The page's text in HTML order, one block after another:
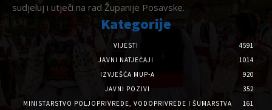
sudjeluj i utječi na rad Županije Posavske.
Kategorije
VIJESTI
4591
JAVNI NATJEČAJI
1014
IZVJEŠĆA MUP-A
920
JAVNI POZIVI
352
MINISTARSTVO POLJOPRIVREDE, VODOPRIVREDE I ŠUMARSTVA
161